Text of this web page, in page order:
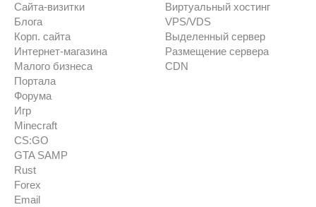
Сайта-визитки
Блога
Корп. сайта
Интернет-магазина
Малого бизнеса
Портала
Форума
Игр
Minecraft
CS:GO
GTA SAMP
Rust
Forex
Email
Виртуальный хостинг
VPS/VDS
Выделенный сервер
Размещение сервера
CDN